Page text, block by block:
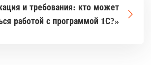
и требования: кто может
работой с программой 1С?»